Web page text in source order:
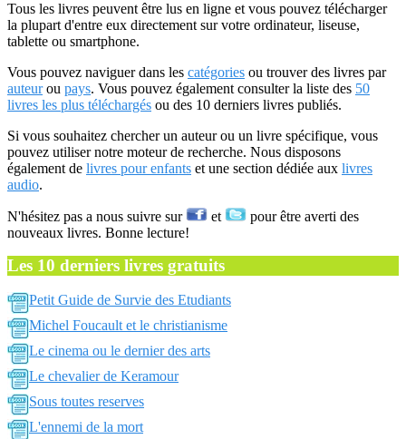
Tous les livres peuvent être lus en ligne et vous pouvez télécharger
la plupart d'entre eux directement sur votre ordinateur, liseuse,
tablette ou smartphone.
Vous pouvez naviguer dans les catégories ou trouver des livres par
auteurou pays. Vous pouvez également consulter la liste des 50
livres les plus téléchargés ou des 10 derniers livres publiés.
Si vous souhaitez chercher un auteur ou un livre spécifique, vous
pouvez utiliser notre moteur de recherche. Nous disposons
également de livres pour enfants et une section dédiée aux livres
audio.
N'hésitez pas a nous suivre sur et
pour être averti des
nouveaux livres. Bonne lecture!
Les 10 derniers livres gratuits
Petit Guide de Survie des Etudiants
Michel Foucault et le christianisme
Le cinema ou le dernier des arts
Le chevalier de Keramour
Sous toutes reserves
L'ennemi de la mort